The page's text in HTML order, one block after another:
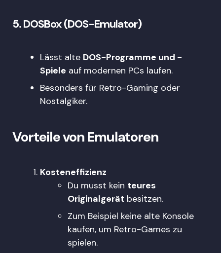
5.DOSBox (DOS-Emulator)
Lässt alte DOS-Programme und -
Spiele auf modernen PCs laufen.
Besonders für Retro-Gaming oder
Nostalgiker.
Vorteile von Emulatoren
Kosteneffizienz
Du musst kein teures
Originalgerät besitzen.
Zum Beispiel keine alte Konsole
kaufen, um Retro-Games zu
spielen.